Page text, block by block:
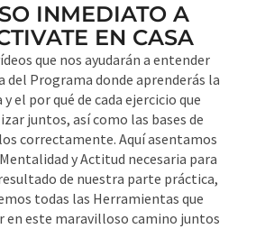
INMEDIATO A
EN CASA
que nos ayudarán a entender
Programa donde aprenderás la
el por qué de cada ejercicio que
juntos, así como las bases de
correctamente. Aquí asentamos
y Actitud necesaria para
de nuestra parte práctica,
todas las Herramientas que
en este maravilloso camino juntos